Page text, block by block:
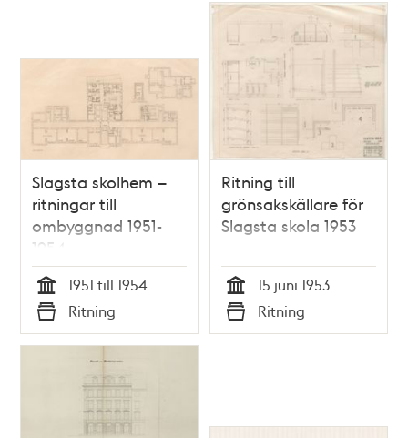
Slagsta skolhem –
ritningar till
ombyggnad 1951-
1954
Tid
1951 till 1954
Typ
Ritning
Ritning till
grönsakskällare för
Slagsta skola 1953
Tid
15 juni 1953
Typ
Ritning